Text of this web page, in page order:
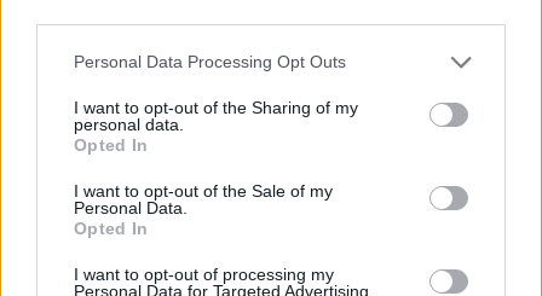
Please note that this website/app uses one or more Google
not limited to your visit or usage behaviour. You may click to
grant or deny consent to Google and its third-party tags to
use your data for below specified purposes in below Google
consent section.
Personal Data Processing Opt Outs
I want to opt-out of the Sharing of my
personal data.
Opted In
I want to opt-out of the Sale of my
Personal Data.
Opted In
I want to opt-out of processing my
Personal Data for Targeted Advertising.